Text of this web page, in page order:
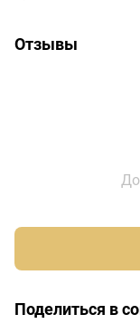
Отзывы
Поделиться в